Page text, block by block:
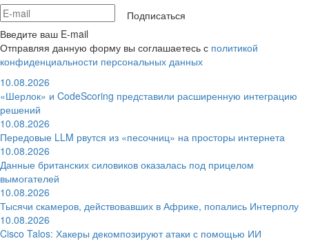
Подписаться
Введите ваш E-mail
Отправляя данную форму вы соглашаетесь с политикой
конфиденциальности персональных данных
10.08.2026
«Шерлок» и CodeScoring представили расширенную интеграцию
решений
10.08.2026
Передовые LLM рвутся из «песочниц» на просторы интернета
10.08.2026
Данные британских силовиков оказалась под прицелом
вымогателей
10.08.2026
Тысячи скамеров, действовавших в Африке, попались Интерполу
10.08.2026
Cisco Talos: Хакеры декомпозируют атаки с помощью ИИ